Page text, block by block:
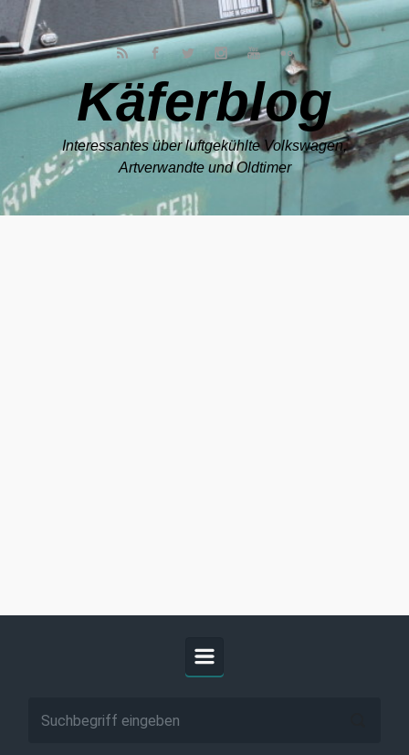
Zum Hauptinhalt springen
Käferblog
Interessantes über luftgekühlte Volkswagen,
Artverwandte und Oldtimer